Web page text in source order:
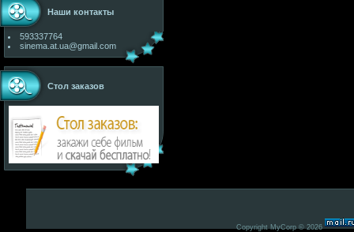
Наши контакты
593337764
sinema.at.ua@gmail.com
Стол заказов
Copyright MyCorp © 2026